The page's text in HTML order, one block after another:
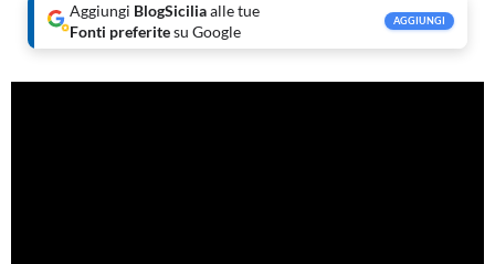
Aggiungi BlogSiciliaalle tue
Fonti preferitesu Google
AGGIUNGI